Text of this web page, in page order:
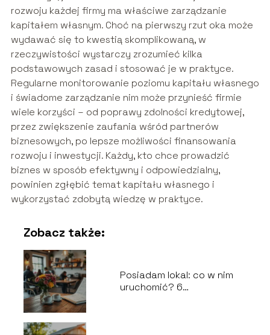
rozwoju każdej firmy ma właściwe zarządzanie
kapitałem własnym. Choć na pierwszy rzut oka może
wydawać się to kwestią skomplikowaną, w
rzeczywistości wystarczy zrozumieć kilka
podstawowych zasad i stosować je w praktyce.
Regularne monitorowanie poziomu kapitału własnego
i świadome zarządzanie nim może przynieść firmie
wiele korzyści – od poprawy zdolności kredytowej,
przez zwiększenie zaufania wśród partnerów
biznesowych, po lepsze możliwości finansowania
rozwoju i inwestycji. Każdy, kto chce prowadzić
biznes w sposób efektywny i odpowiedzialny,
powinien zgłębić temat kapitału własnego i
wykorzystać zdobytą wiedzę w praktyce.
Zobacz także:
Posiadam lokal: co w nim
uruchomić? 6